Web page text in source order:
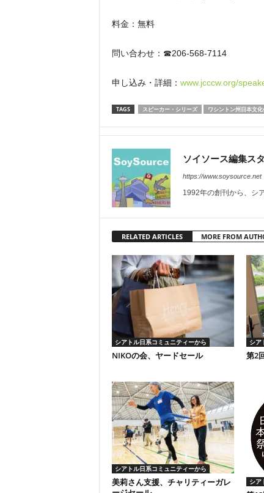
料金：無料
問い合わせ：☎206-568-7114
申し込み・詳細： www.jcccw.org/
TAGS スピーカー・シリーズ ワシントン州日本文化
ソイソース編集ス
https://www.soysource.net
1992年の創刊から、シ
RELATED ARTICLES MORE FROM
シアトル日系コミュニティーから
NIKOの会、ヤードセール
シア
第2
シアトル日系コミュニティーから
美莉さん支援、チャリティーガレ
シア